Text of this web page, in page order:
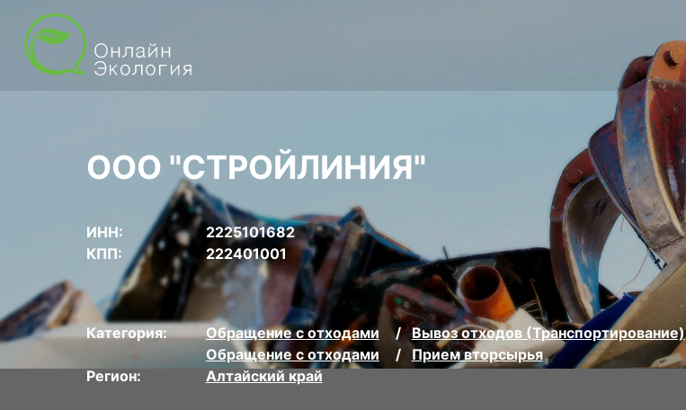
ООО "СТРОЙЛИНИЯ"
ИНН:
2225101682
КПП:
222401001
Категория: Обращение с отходами
Вывоз отходов (Транспортирование)
Обращение с отходами
Прием вторсырья
Регион:
Алтайский край